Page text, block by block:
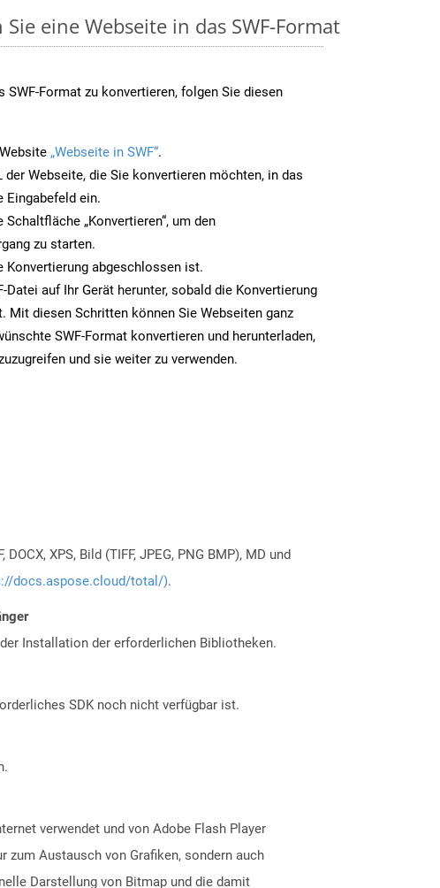
eine Webseite in das SWF-Format
SWF-Format zu konvertieren, folgen Sie diesen
„Webseite in SWF“.
der Webseite, die Sie konvertieren möchten, in das
Eingabefeld ein.
„Konvertieren“, um den
zu starten.
Konvertierung abgeschlossen ist.
Datei auf Ihr Gerät herunter, sobald die Konvertierung
Mit diesen Schritten können Sie Webseiten ganz
SWF-Format konvertieren und herunterladen,
und sie weiter zu verwenden.
XPS, Bild (TIFF, JPEG, PNG BMP), MD und
docs.aspose.cloud/total/).
Installation der erforderlichen Bibliotheken.
SDK noch nicht verfügbar ist.
verwendet und von Adobe Flash Player
Austausch von Grafiken, sondern auch
Darstellung von Bitmap und die damit